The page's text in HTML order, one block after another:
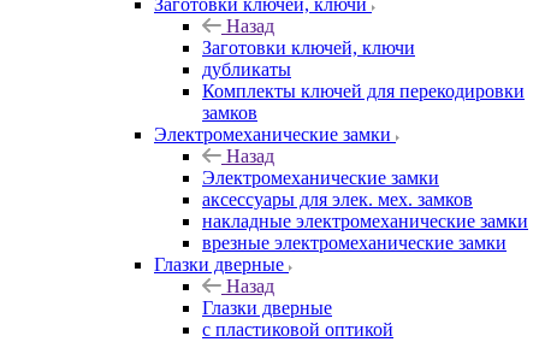
Заготовки ключей, ключи
Назад
Заготовки ключей, ключи
дубликаты
Комплекты ключей для перекодировки
замков
Электромеханические замки
Назад
Электромеханические замки
аксессуары для элек. мех. замков
накладные электромеханические замки
врезные электромеханические замки
Глазки дверные
Назад
Глазки дверные
с пластиковой оптикой